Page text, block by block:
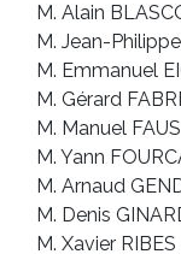
M. Alain
M. Jean-
M. Emmanuel
M. Gérard
M. Manuel
M. Yann
M. Arnaud
M. Denis
M. Xavier RIBES